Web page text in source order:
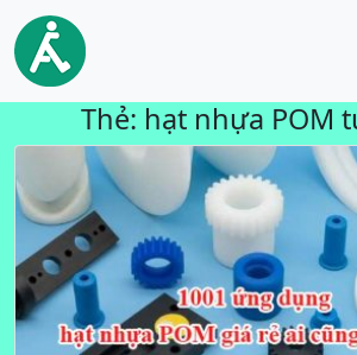
Thẻ: hạt nhựa POM